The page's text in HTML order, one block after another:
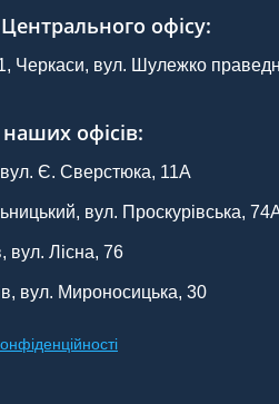
офісу:
Черкаси, вул. Шулежко
офісів:
вул. Є. Сверстюка, 11А
вул. Проскурівська,
вул. Лісна, 76
вул. Мироносицька, 30